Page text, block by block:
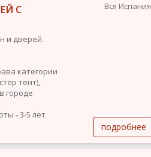
С
и дверей.
категории
тент),
городе
- 3-5 лет
Вся Испания
подробнее